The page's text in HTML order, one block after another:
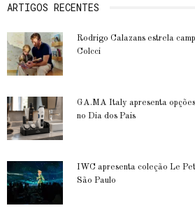
ARTIGOS RECENTES
Rodrigo Calazans estrela
Colcci
GA.MA Italy apresenta
no Dia dos Pais
IWC apresenta coleção Le
São Paulo